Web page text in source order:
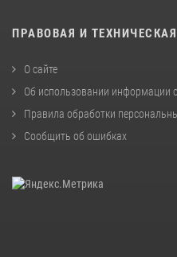
ПРАВОВАЯ И
О сайте
Об использовании информации
Правила обработки
Сообщить об ошибках